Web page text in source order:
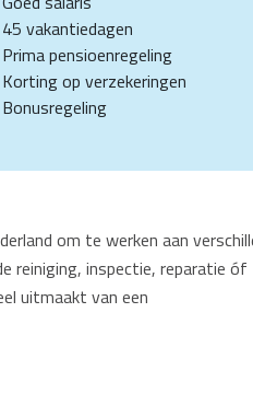
om te werken aan
reiniging, inspectie, reparatie óf
uitmaakt van een
45 vakantiedagen
Prima pensioenregeling
Korting op verzekeringen
Bonusregeling